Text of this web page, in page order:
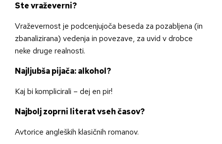
Ste vraževerni?
Vraževernost je podcenjujoča beseda za pozabljena (in
zbanalizirana) vedenja in povezave, za uvid v drobce
neke druge realnosti.
Najljubša pijača: alkohol?
Kaj bi komplicirali – dej en pir!
Najbolj zoprni literat vseh časov?
Avtorice angleških klasičnih romanov.